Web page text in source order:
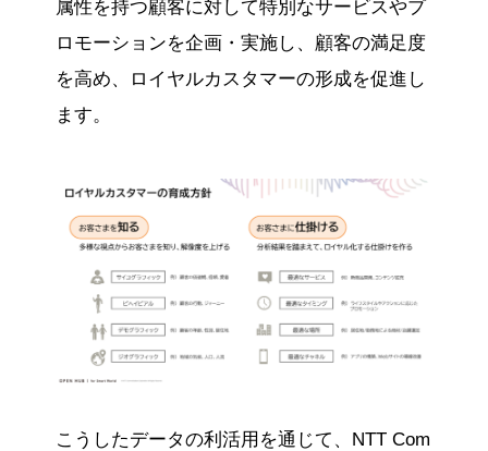
属性を持つ顧客に対して特別なサービスやプ
ロモーションを企画・実施し、顧客の満足度
を高め、ロイヤルカスタマーの形成を促進し
ます。
こうしたデータの利活用を通じて、NTT Com